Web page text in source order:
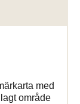
med
område